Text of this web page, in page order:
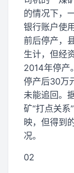
的情况下，
银行账户使
前后停产，
生计，但经
2014年停产
停产后30万
未能追回。
矿“打点关系
映，但得到
况。
02